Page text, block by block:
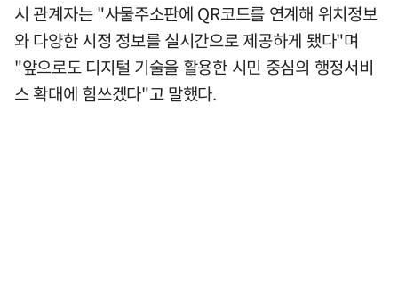
시 관계자는 "사물주소판에 QR코드를 연계해 위치정보
와 다양한 시정 정보를 실시간으로 제공하게 됐다"며
"앞으로도 디지털 기술을 활용한 시민 중심의 행정서비
스 확대에 힘쓰겠다"고 말했다.